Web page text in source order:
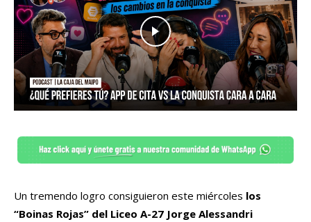
Un tremendo logro consiguieron este miércoles los
“Boinas Rojas” del Liceo A-27 Jorge Alessandri